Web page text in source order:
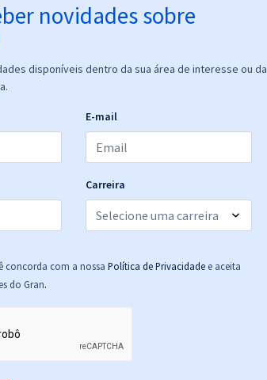
novidades sobre
disponíveis dentro da sua área de interesse ou da
E-mail
Carreira
concorda com a nossa Política de Privacidade e aceita
do Gran.